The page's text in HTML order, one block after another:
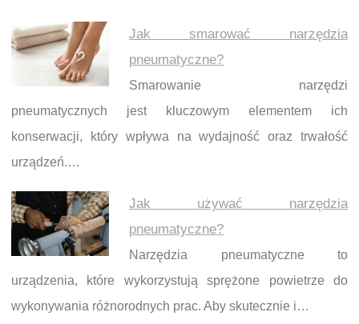
Jak smarować narzędzia
pneumatyczne?
Smarowanie narzędzi
pneumatycznych jest kluczowym elementem ich
konserwacji, który wpływa na wydajność oraz trwałość
urządzeń.…
Jak używać narzędzia
pneumatyczne?
Narzędzia pneumatyczne to
urządzenia, które wykorzystują sprężone powietrze do
wykonywania różnorodnych prac. Aby skutecznie i…